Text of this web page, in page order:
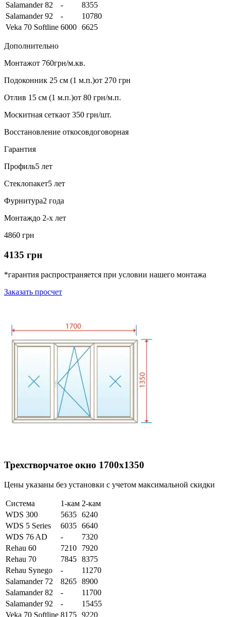
Salamander 82
-
8355
Salamander 92
-
10780
Veka 70 Softline 6000 6625
Дополнительно
Монтажот 760грн/м.кв.
Подоконник 25 см (1 м.п.)от 270 грн
Отлив 15 см (1 м.п.)от 80 грн/м.п.
Москитная сеткаот 350 грн/шт.
Восстановление откосовдоговорная
Гарантия
Профиль5 лет
Стеклопакет5 лет
Фурнитура2 года
Монтаждо 2-х лет
4860 грн
4135 грн
*гарантия распространяется при условии нашего монтажа
Заказать просчет
Трехстворчатое окно 1700х1350
Цены указаны без установки с учетом максимальной скидки
Система 1-кам 2-кам
WDS 300
5635 6240
WDS 5 Series
6035 6640
WDS 76 AD
-
7320
Rehau 60
7210
7920
Rehau 70
7845 8375
Rehau Synego
-
11270
Salamander 72
8265 8900
Salamander 82
-
11700
Salamander 92
-
15455
Veka 70 Softline 8175 9220